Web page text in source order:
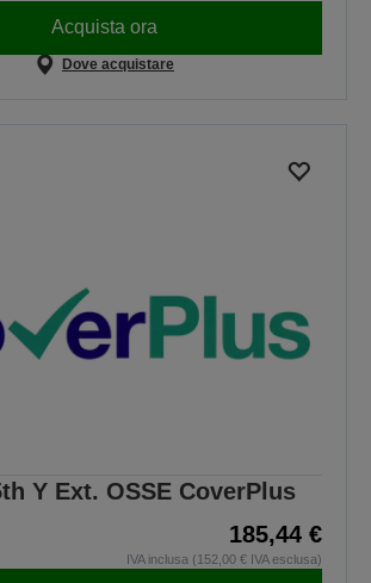
Acquista ora
Dove acquistare
Y Ext. OSSE CoverPlus
185,44 €
IVA inclusa (152,00 € IVA esclusa)